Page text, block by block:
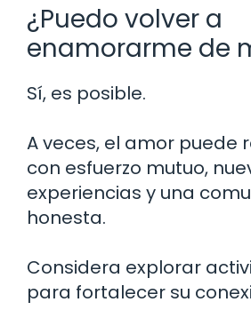
¿Puedo volver a
enamorarme de
Sí, es posible.
A veces, el amor puede
con esfuerzo mutuo,
experiencias y una
honesta.
Considera explorar
para fortalecer su